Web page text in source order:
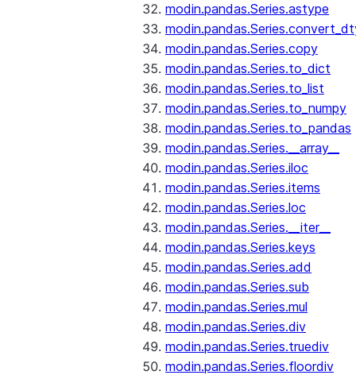
modin.pandas.Series.astype
modin.pandas.Series.copy
modin.pandas.Series.to_dict
modin.pandas.Series.to_list
modin.pandas.Series.to_numpy
modin.pandas.Series.to_pandas
modin.pandas.Series.__array__
modin.pandas.Series.iloc
modin.pandas.Series.items
modin.pandas.Series.loc
modin.pandas.Series.__iter__
modin.pandas.Series.keys
modin.pandas.Series.add
modin.pandas.Series.sub
modin.pandas.Series.mul
modin.pandas.Series.div
modin.pandas.Series.truediv
modin.pandas.Series.floordiv